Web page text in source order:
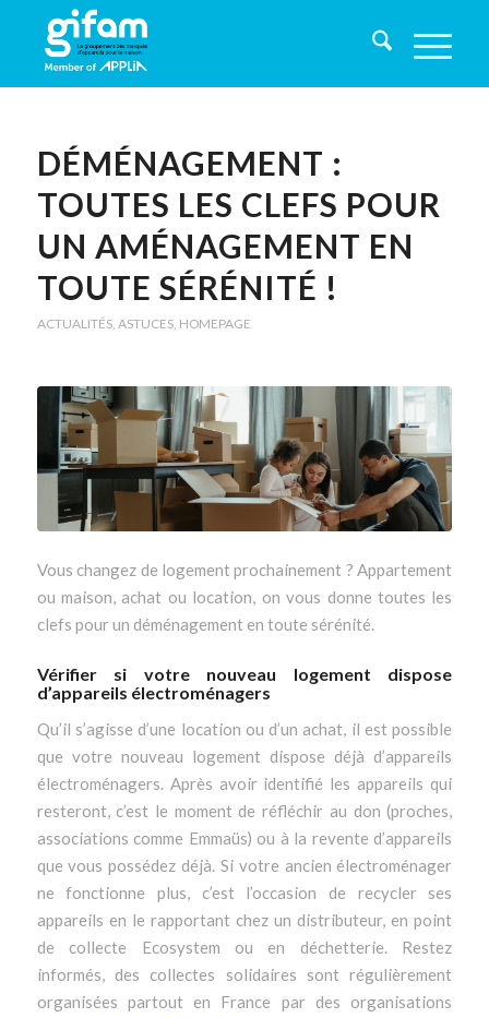
DÉMÉNAGEMENT :
TOUTES LES CLEFS POUR
UN AMÉNAGEMENT EN
TOUTE SÉRÉNITÉ !
ACTUALITÉS, ASTUCES, HOMEPAGE
Vous changez de logement prochainement ? Appartement
ou maison, achat ou location, on vous donne toutes les
clefs pour un déménagement en toute sérénité.
Vérifier si votre nouveau logement dispose
d’appareils électroménagers
Qu’il s’agisse d’une location ou d’un achat, il est possible
que votre nouveau logement dispose déjà d’appareils
électroménagers. Après avoir identifié les appareils qui
resteront, c’est le moment de réfléchir au don (proches,
associations comme Emmaüs) ou à la revente d’appareils
que vous possédez déjà. Si votre ancien électroménager
ne fonctionne plus, c’est l’occasion de recycler ses
appareils en le rapportant chez un distributeur, en point
de collecte Ecosystem ou en déchetterie. Restez
informés, des collectes solidaires sont régulièrement
organisées partout en France par des organisations